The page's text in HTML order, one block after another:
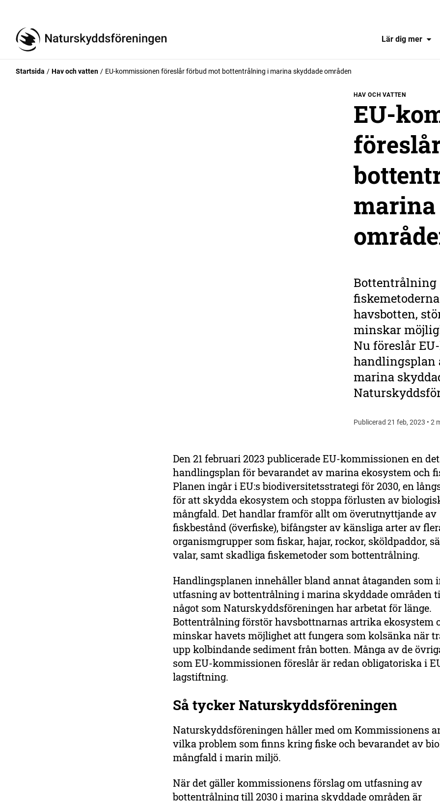
Lär dig mer
Startsida Hav och vatten EU-kommissionen föreslår förbud mot bottentrålning i marina skyddade områden
HAV OCH VATTEN
EU-
Bottentrålning
havsbotten,
minskar
Nu föreslår
handlingsplan
marina
Publicerad 21 feb, 2023 • 2
Den 21 februari 2023 publicerade EU-kommissionen en
handlingsplan för bevarandet av marina ekosystem och
Planen ingår i EU:s biodiversitetsstrategi för 2030, en
för att skydda ekosystem och stoppa förlusten av
mångfald. Det handlar framför allt om överutnyttjande av
fiskbestånd (överfiske), bifångster av känsliga arter av
organismgrupper som fiskar, hajar, rockor, sköldpaddor,
valar, samt skadliga fiskemetoder som bottentrålning.
Handlingsplanen innehåller bland annat åtaganden som
utfasning av bottentrålning i marina skyddade områden
något som Naturskyddsföreningen har arbetat för länge.
Bottentrålning förstör havsbottnarnas artrika ekosystem
minskar havets möjlighet att fungera som kolsänka när
upp kolbindande sediment från botten. Många av de
som EU-kommissionen föreslår är redan obligatoriska i
lagstiftning.
Så tycker Naturskyddsföreningen
Naturskyddsföreningen håller med om Kommissionens
vilka problem som finns kring fiske och bevarandet av
mångfald i marin miljö.
När det gäller kommissionens förslag om utfasning av
bottentrålning till 2030 i marina skyddade områden är